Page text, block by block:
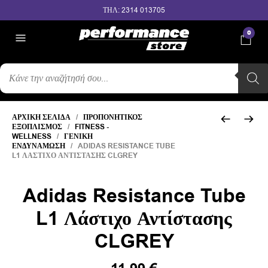
ΤΗΛ: 2314 013705
0
ΑΝΑΖΉΤΗΣΗ
ΠΡΟΪΌΝΤΩΝ
ΑΡΧΙΚΉ ΣΕΛΊΔΑ / ΠΡΟΠΟΝΗΤΙΚΌΣ
ΕΞΟΠΛΙΣΜΌΣ / FITNESS -
WELLNESS / ΓΕΝΙΚΉ
ΕΝΔΥΝΆΜΩΣΗ / ADIDAS RESISTANCE TUBE
L1 ΛΆΣΤΙΧΟ ΑΝΤΊΣΤΑΣΗΣ CLGREY
Adidas Resistance Tube
L1 Λάστιχο Αντίστασης
CLGREY